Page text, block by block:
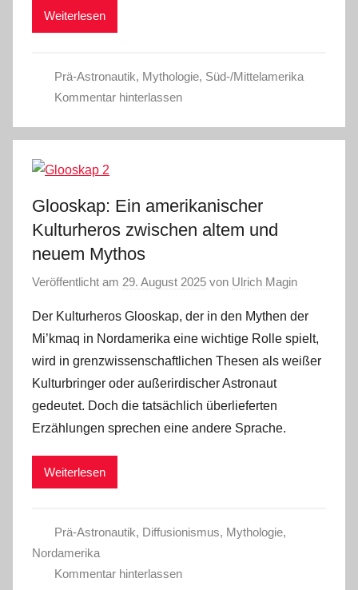
Weiterlesen
Prä-Astronautik, Mythologie, Süd-/Mittelamerika
Kommentar hinterlassen
Glooskap: Ein amerikanischer
Kulturheros zwischen altem und
neuem Mythos
Veröffentlicht am 29. August 2025 von Ulrich Magin
Der Kulturheros Glooskap, der in den Mythen der
Mi’kmaq in Nordamerika eine wichtige Rolle spielt,
wird in grenzwissenschaftlichen Thesen als weißer
Kulturbringer oder außerirdischer Astronaut
gedeutet. Doch die tatsächlich überlieferten
Erzählungen sprechen eine andere Sprache.
Weiterlesen
Prä-Astronautik, Diffusionismus, Mythologie,
Nordamerika
Kommentar hinterlassen